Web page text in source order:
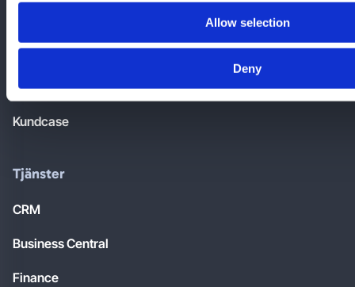
Allow selection
Deny
Snabblänkar
Nyheter & Blogg
Kundcase
Tjänster
CRM
Business Central
Finance